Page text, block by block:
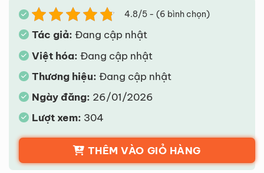
4.8/5 - (6 bình chọn)
Tác giả: Đang cập nhật
Việt hóa: Đang cập nhật
Thương hiệu: Đang cập nhật
Ngày đăng: 26/01/2026
Lượt xem: 304
THÊM VÀO GIỎ HÀNG